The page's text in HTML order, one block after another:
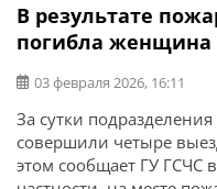
В результате
погибла женщина
03 февраля 2026, 16:11
За сутки
совершили четыре
этом сообщает ГУ ГСЧС